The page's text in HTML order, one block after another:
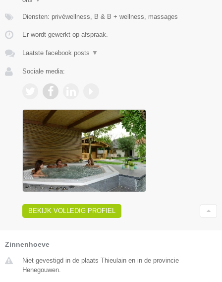
Diensten: privéwellness, B & B + wellness, massages
Er wordt gewerkt op afspraak.
Laatste facebook posts ▼
Sociale media:
BEKIJK VOLLEDIG PROFIEL
Zinnenhoeve
Niet gevestigd in de plaats Thieulain en in de provincie
Henegouwen.